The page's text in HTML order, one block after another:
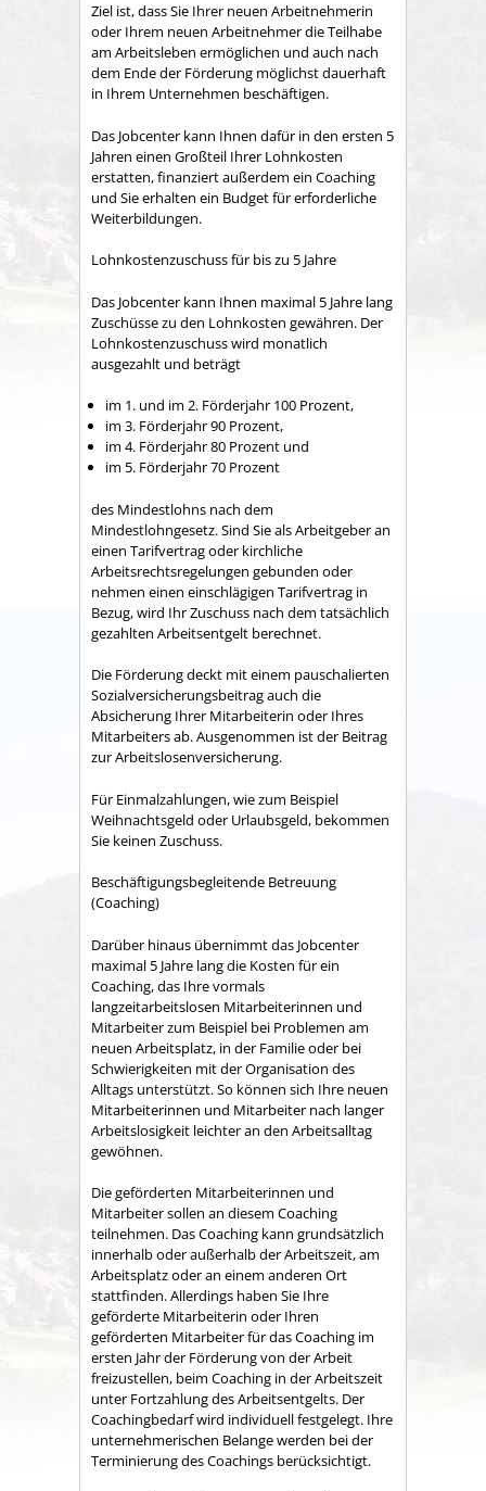
Ziel ist, dass Sie Ihrer neuen Arbeitnehmerin
oder Ihrem neuen Arbeitnehmer die Teilhabe
am Arbeitsleben ermöglichen und auch nach
dem Ende der Förderung möglichst dauerhaft
in Ihrem Unternehmen beschäftigen.
Das Jobcenter kann Ihnen dafür in den ersten 5
Jahren einen Großteil Ihrer Lohnkosten
erstatten, finanziert außerdem ein Coaching
und Sie erhalten ein Budget für erforderliche
Weiterbildungen.
Lohnkostenzuschuss für bis zu 5 Jahre
Das Jobcenter kann Ihnen maximal 5 Jahre lang
Zuschüsse zu den Lohnkosten gewähren. Der
Lohnkostenzuschuss wird monatlich
ausgezahlt und beträgt
im 1. und im 2. Förderjahr 100 Prozent,
im 3. Förderjahr 90 Prozent,
im 4. Förderjahr 80 Prozent und
im 5. Förderjahr 70 Prozent
des Mindestlohns nach dem
Mindestlohngesetz. Sind Sie als Arbeitgeber an
einen Tarifvertrag oder kirchliche
Arbeitsrechtsregelungen gebunden oder
nehmen einen einschlägigen Tarifvertrag in
Bezug, wird Ihr Zuschuss nach dem tatsächlich
gezahlten Arbeitsentgelt berechnet.
Die Förderung deckt mit einem pauschalierten
Sozialversicherungsbeitrag auch die
Absicherung Ihrer Mitarbeiterin oder Ihres
Mitarbeiters ab. Ausgenommen ist der Beitrag
zur Arbeitslosenversicherung.
Für Einmalzahlungen, wie zum Beispiel
Weihnachtsgeld oder Urlaubsgeld, bekommen
Sie keinen Zuschuss.
Beschäftigungsbegleitende Betreuung
(Coaching)
Darüber hinaus übernimmt das Jobcenter
maximal 5 Jahre lang die Kosten für ein
Coaching, das Ihre vormals
langzeitarbeitslosen Mitarbeiterinnen und
Mitarbeiter zum Beispiel bei Problemen am
neuen Arbeitsplatz, in der Familie oder bei
Schwierigkeiten mit der Organisation des
Alltags unterstützt. So können sich Ihre neuen
Mitarbeiterinnen und Mitarbeiter nach langer
Arbeitslosigkeit leichter an den Arbeitsalltag
gewöhnen.
Die geförderten Mitarbeiterinnen und
Mitarbeiter sollen an diesem Coaching
teilnehmen. Das Coaching kann grundsätzlich
innerhalb oder außerhalb der Arbeitszeit, am
Arbeitsplatz oder an einem anderen Ort
stattfinden. Allerdings haben Sie Ihre
geförderte Mitarbeiterin oder Ihren
geförderten Mitarbeiter für das Coaching im
ersten Jahr der Förderung von der Arbeit
freizustellen, beim Coaching in der Arbeitszeit
unter Fortzahlung des Arbeitsentgelts. Der
Coachingbedarf wird individuell festgelegt. Ihre
unternehmerischen Belange werden bei der
Terminierung des Coachings berücksichtigt.